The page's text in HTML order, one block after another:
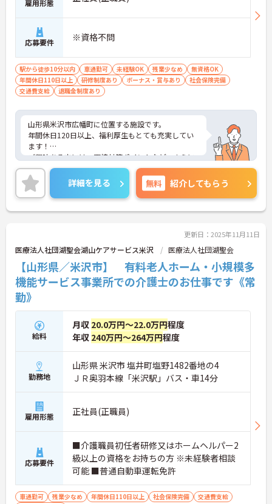
雇用形態
応募要件 ※資格不問
駅から徒歩10分以内 車通勤可 未経験OK 残業少なめ
無資格OK
年間休日110日以上
研修制度あり ボーナス・賞与あり
社会保険完備
交通費支給
退職金制度あり
山形県米沢市広幡町に位置する施設です。
年間休日120日以上、福利厚生もとても充実してい
ます！
ご興味ある方には、面接対策ポイントなど、さらに
詳細をお話しいたしますのでお気軽にご相談くださ
い！
詳細を見る 無料 紹介してもらう
更新日：2025年11月11日
医療法人社団湖聖会湖山ケアサービス米沢 医療法人社団湖聖会
【山形県／米沢市】 有料老人ホーム・小規模多
機能サービス事業所での介護士のお仕事です《常
勤》
給料
月収 20.0万円～22.0万円程度
年収 240万円～264万円程度
勤務地
山形県 米沢市 塩井町塩野1482番地の4
ＪＲ奥羽本線「米沢駅」バス・車14分
雇用形態 正社員(正職員)
応募要件
■介護職員初任者研修又はホームヘルパー2
級以上の資格をお持ちの方 ※未経験者相談
可能 ■普通自動車運転免許
車通勤可 残業少なめ 年間休日110日以上 社会保険完備
交通費支給